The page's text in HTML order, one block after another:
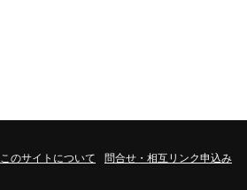
このサイトについて 問合せ・相互リンク申込み